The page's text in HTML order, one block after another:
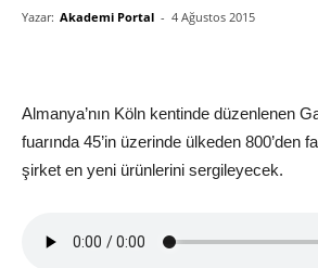
Yazar: Akademi Portal - 4 Ağustos 2015
Almanya’nın Köln kentinde düzenlenen
fuarında 45’in üzerinde ülkeden 800’den
şirket en yeni ürünlerini sergileyecek.